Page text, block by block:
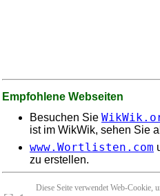
Empfohlene Webseiten
Besuchen Sie
ist im WikWik, sehen Sie
www.Wortlisten.com
zu erstellen.
Diese Seite verwendet Web-Cookie,